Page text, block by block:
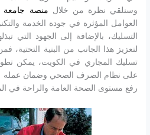
وسنلقي نظرة من خلال منصة جامعة
العوامل المؤثرة في جودة الخدمة
التسليك، بالإضافة إلى الجهود التي
لتعزيز هذا الجانب من البنية التحتية،
تسليك المجاري في الكويت، يمكن
على نظام الصرف الصحي وضمان عمله
رفع مستوى الصحة العامة والراحة في